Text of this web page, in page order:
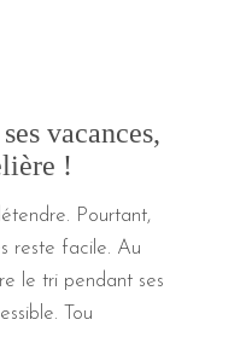
vacances,
!
Pourtant,
reste facile. Au
le tri pendant ses
Tou